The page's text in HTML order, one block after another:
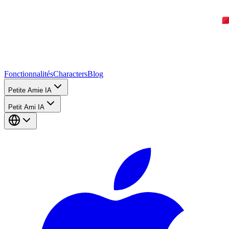
FonctionnalitésCharactersBlog
Petite Amie IA
Petit Ami IA